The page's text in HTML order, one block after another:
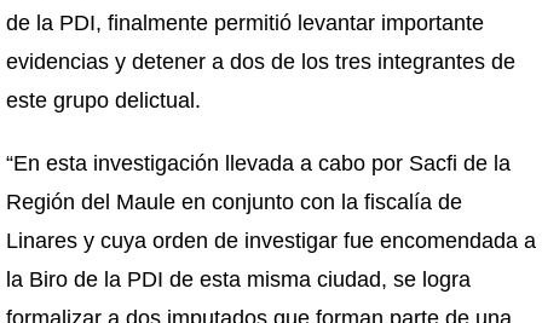
de la PDI, finalmente permitió levantar importante
evidencias y detener a dos de los tres integrantes de
este grupo delictual.
“En esta investigación llevada a cabo por Sacfi de la
Región del Maule en conjunto con la fiscalía de
Linares y cuya orden de investigar fue encomendada a
la Biro de la PDI de esta misma ciudad, se logra
formalizar a dos imputados que forman parte de una